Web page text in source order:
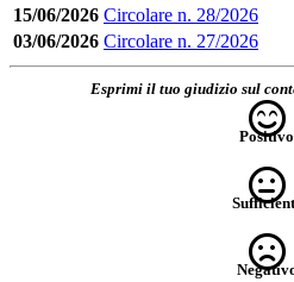
15/06/2026 Circolare n. 28/2026
03/06/2026 Circolare n. 27/2026
Esprimi il tuo giudizio sul
Positivo